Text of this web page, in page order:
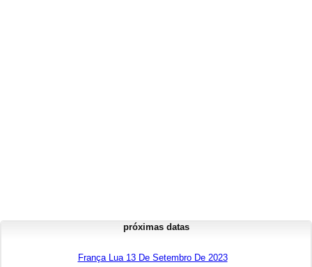
próximas datas
França Lua 13 De Setembro De 2023